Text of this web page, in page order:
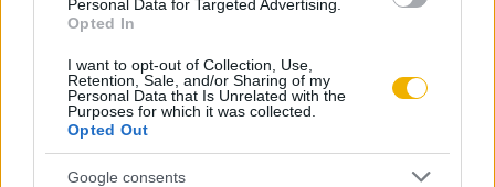
Personal Data for Targeted Advertising.
Opted In
I want to opt-out of Collection, Use,
Retention, Sale, and/or Sharing of my
Personal Data that Is Unrelated with the
Purposes for which it was collected.
Opted Out
Google consents
ennek megfelelően nem csak a földrengés károsultjait,
megismerhetjük, hiszen a nagyobb károk a tehetősebbeket
sújtották. Karl Frieder és más kortárs festők ábrázolásai,
valamint a királynői biztosok jelentései a katasztrófa